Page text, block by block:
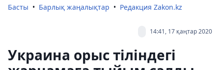
Басты Барлық жаңалықтар Редакция Zakon.kz
14:41, 17 қаңтар 2020
Украина орыс тіліндегі